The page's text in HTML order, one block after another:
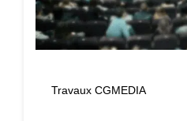
Travaux CGMEDIA